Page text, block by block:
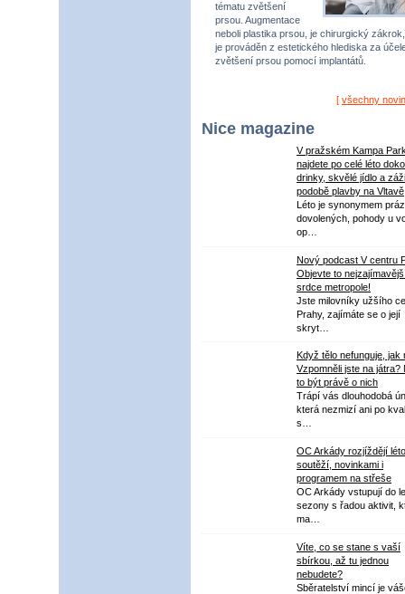
tématu zvětšení
prsou. Augmentace
neboli plastika prsou, je chirurgický
je prováděn z estetického hlediska za
zvětšení prsou pomocí implantátů.
[ všechny
Nice magazine
V pražském Kampa
najdete po celé léto
drinky, skvělé jídlo a
podobě plavby na Vltavě
Léto je synonymem
dovolených, pohody u
op…
Nový podcast V centru
Objevte to
srdce metropole!
Jste milovníky užšího
Prahy, zajímáte se o její
skryt…
Když tělo nefunguje, jak
Vzpomněli jste na játra?
to být právě o nich
Trápí vás dlouhodobá
která nezmizí ani po
s…
OC Arkády rozjíždějí léto
soutěží, novinkami i
programem na střeše
OC Arkády vstupují do
sezony s řadou aktivit,
ma…
Víte, co se stane s vaší
sbírkou, až tu jednou
nebudete?
Sběratelství mincí je